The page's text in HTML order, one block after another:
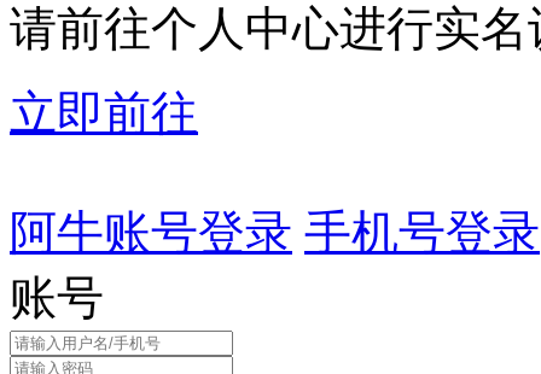
请前往个人中心进行实名
立即前往
阿牛账号登录 手机号登录
账号